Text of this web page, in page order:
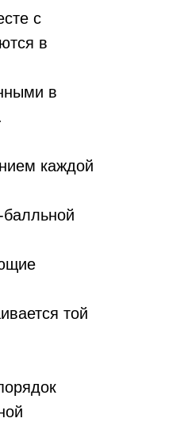
с
в
в
каждой
той